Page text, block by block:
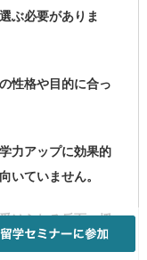
ぶ必要がありま
性格や目的に合っ
力アップに効果的
いていません。
けられる反面、授